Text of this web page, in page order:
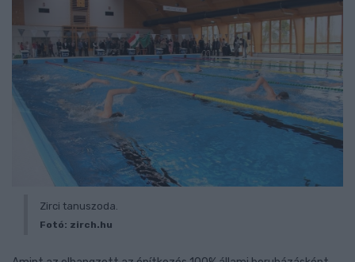
Zirci tanuszoda.
Fotó: zirch.hu